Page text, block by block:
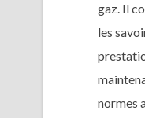
gaz. Il
les
normes